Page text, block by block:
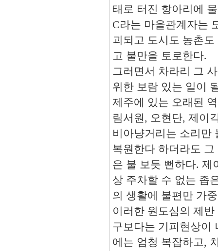
태로 터진 항아리에
C라는 마을관계자는
괴되고 도시도 농촌
고 불만을 토로한다.
그러면서 차라리 그
위한 보람 있는 일이
제주에 있는 오래된
림서원, 오현단, 제이
비아냥거리는 소리만
복원한다 하더라도
은 불 보듯 뻔하다. 제
상 주차할 수 없는 좁
의 생활에 불편만 가
이러한 원도심의 제
구보다는 기피현상이
에는 엄청 복잡하고,